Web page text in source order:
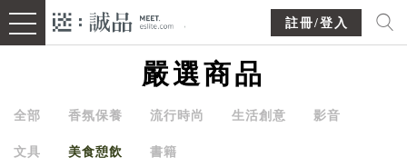
註冊/登入
嚴選商品
全部 香氛保養 流行時尚 生活創意 影音
文具 美食憩飲 書籍